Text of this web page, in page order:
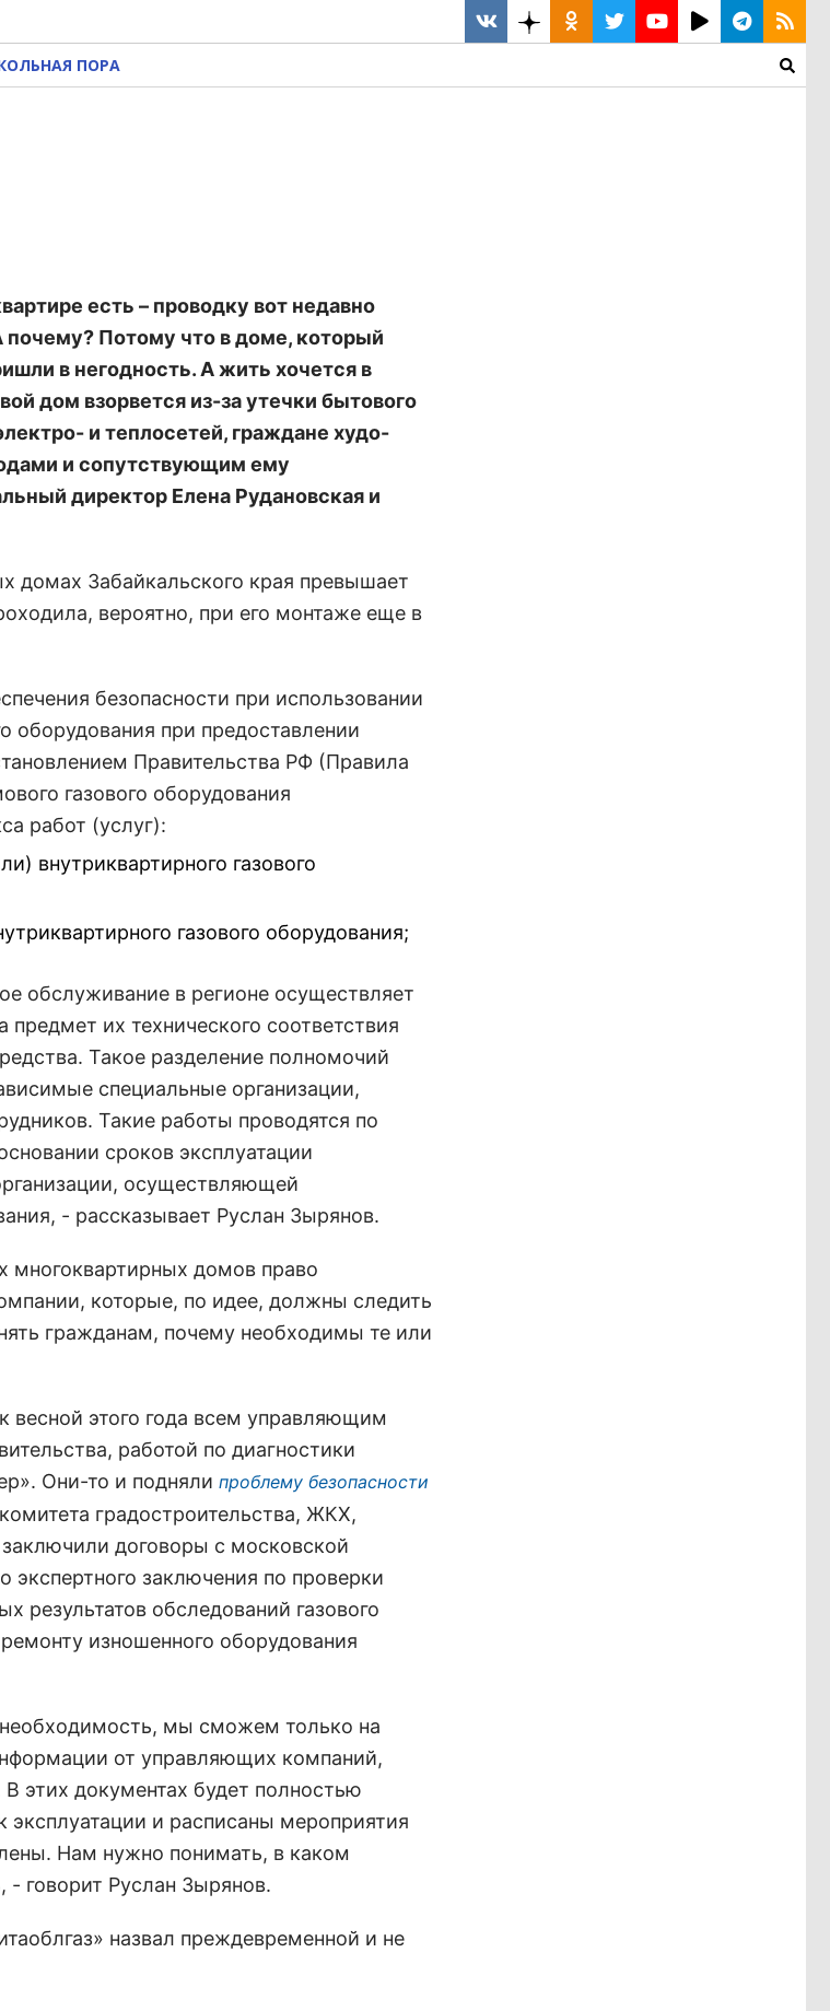
ПОРА
есть – проводку вот недавно
почему? Потому что в доме, который
в негодность. А жить хочется в
дом взорвется из-за утечки бытового
и теплосетей, граждане худо-
и сопутствующим ему
директор Елена Рудановская и
домах Забайкальского края превышает
вероятно, при его монтаже еще в
безопасности при использовании
оборудования при предоставлении
Правительства РФ (Правила
газового оборудования
работ (услуг):
внутриквартирного газового
газового оборудования;
обслуживание в регионе осуществляет
их технического соответствия
Такое разделение полномочий
специальные организации,
Такие работы проводятся по
сроков эксплуатации
осуществляющей
- рассказывает Руслан Зырянов.
многоквартирных домов право
которые, по идее, должны следить
гражданам, почему необходимы те или
весной этого года всем управляющим
работой по диагностики
Они-то и подняли проблему безопасности
градостроительства, ЖКХ,
договоры с московской
экспертного заключения по проверки
результатов обследований газового
изношенного оборудования
необходимость, мы сможем только на
от управляющих компаний,
этих документах будет полностью
эксплуатации и расписаны мероприятия
Нам нужно понимать, в каком
- говорит Руслан Зырянов.
назвал преждевременной и не